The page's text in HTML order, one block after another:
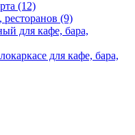
(12)
ресторанов (9)
для кафе, бара,
для кафе, бара,